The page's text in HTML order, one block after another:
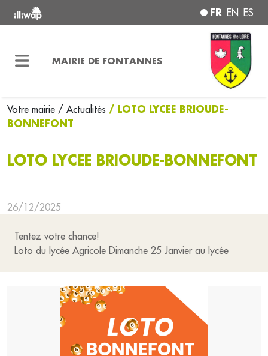
FR EN ES
MAIRIE DE FONTANNES
Votre mairie / Actualités / LOTO LYCEE BRIOUDE-
BONNEFONT
LOTO LYCEE BRIOUDE-BONNEFONT
26/12/2025
Tentez votre chance!
Loto du lycée Agricole Dimanche 25 Janvier au lycée